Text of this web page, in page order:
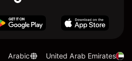
United Arab Emirates
Arabic